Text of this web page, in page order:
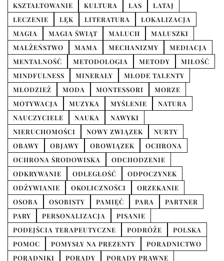
KSZTAŁTOWANIE
KULTURA LAS
LATAJ
LECZENIE
LĘK LITERATURA
LOKALIZACJA
MAGIA
MAGIA ŚWIĄT MALUCH
MALUSZKI
MAŁŻEŃSTWO
MAMA MECHANIZMY
MEDIACJA
MENTALNOŚĆ
METODOLOGIA METODY
MIŁOŚĆ
MINDFULNESS
MINERAŁY
MŁODE TALENTY
MŁODZIEŻ
MODA MONTESSORI
MORZE
MOTYWACJA
MUZYKA MYŚLENIE
NATURA
NAUCZYCIELE
NAUKA
NAWYKI
NIERUCHOMOŚCI
NOWY ZWIĄZEK
NURTY
OBAWY
OBJAWY OBOWIĄZEK
OCHRONA
OCHRONA ŚRODOWISKA
ODCHODZENIE
ODKRYWANIE
ODLEGŁOŚĆ
ODPOCZYNEK
ODŻYWIANIE
OKOLICZNOŚCI
ORZEKANIE
OSOBA
OSOBISTY PAMIĘĆ PARA
PARTNER
PARY
PERSONALIZACJA
PISANIE
PODEJŚCIA TERAPEUTYCZNE
PODRÓŻE
POLSKA
POMOC
POMYSŁY NA PREZENTY
PORADNICTWO
PORADNIKI
PORADY PORADY PRAWNE